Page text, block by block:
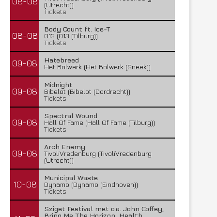
(Utrecht))
Tickets
08-08
Body Count ft. Ice-T
013 (013 (Tilburg))
Tickets
09-08
Hatebreed
Het Bolwerk (Het Bolwerk (Sneek))
09-08
Midnight
Bibelot (Bibelot (Dordrecht))
Tickets
09-08
Spectral Wound
Hall Of Fame (Hall Of Fame (Tilburg))
Tickets
09-08
Arch Enemy
TivoliVredenburg (TivoliVredenburg
(Utrecht))
10-08
Municipal Waste
Dynamo (Dynamo (Eindhoven))
Tickets
Sziget Festival met o.a. John Coffey,
Bring Me The Horizon, Health